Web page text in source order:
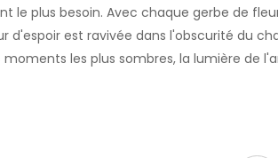
le plus besoin. Avec chaque gerbe de
d'espoir est ravivée dans l'obscurité du
moments les plus sombres, la lumière de